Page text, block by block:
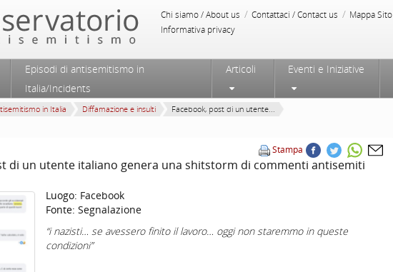
Chi siamo / About us / Contattaci / Contact us / Mappa Sito
Informativa privacy
secondario
Episodi di antisemitismo in
Italia/Incidents
Articoli Eventi e Iniziative
in Italia Diffamazione e insulti Facebook, post di un utente...
Stampa
di un utente italiano genera una shitstorm di commenti antisemiti
Luogo: Facebook
Fonte: Segnalazione
“i nazisti… se avessero finito il lavoro… oggi non staremmo in queste
condizioni”